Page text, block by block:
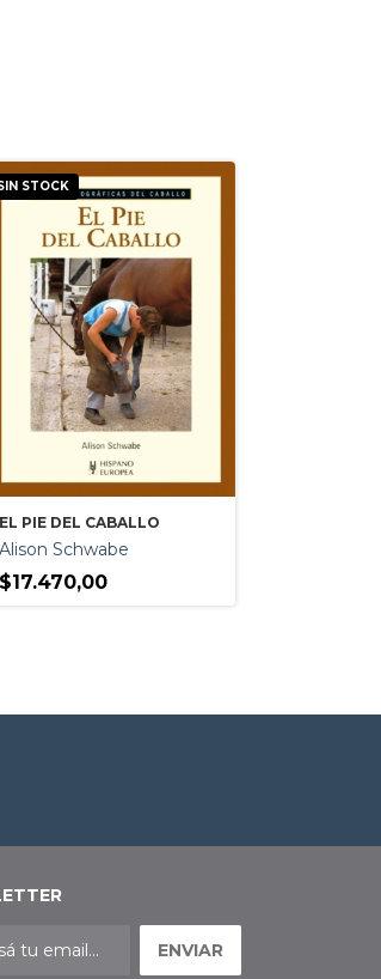
STOCK
EL PIE DEL CABALLO
Alison Schwabe
$17.470,00